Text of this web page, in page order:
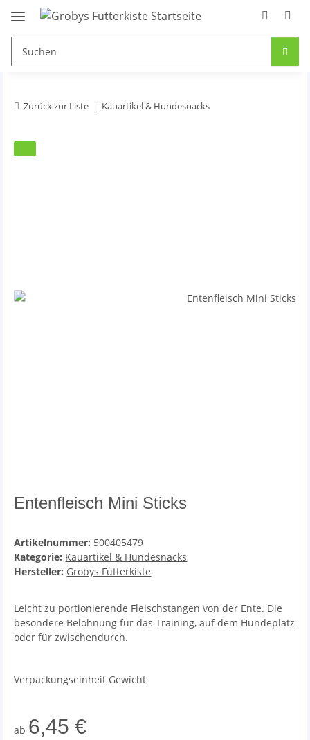
Zurück zur Liste Kauartikel & Hundesnacks
Entenfleisch Mini Sticks
Artikelnummer: 500405479
Kategorie: Kauartikel & Hundesnacks
Hersteller: Grobys Futterkiste
Leicht zu portionierende Fleischstangen von der Ente. Die
besondere Belohnung für das Training, auf dem Hundeplatz
oder für zwischendurch.
Verpackungseinheit Gewicht
ab 6,45 €